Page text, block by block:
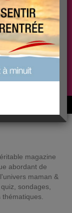
PLUS
COACHING
avec nous
magazine
abordant de
maman &
sondages,